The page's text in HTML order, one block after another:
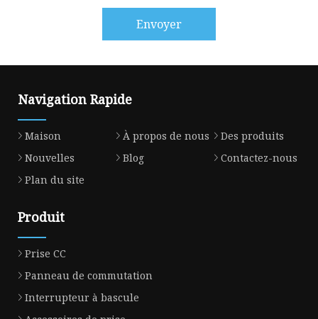
Envoyer
Navigation Rapide
Maison À propos de nous
Des produits
Nouvelles
Blog
Contactez-nous
Plan du site
Produit
Prise CC
Panneau de commutation
Interrupteur à bascule